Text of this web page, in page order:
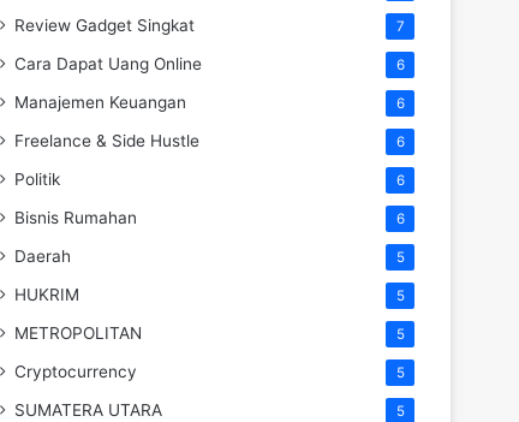
Review Gadget Singkat 7
Cara Dapat Uang Online 6
Manajemen Keuangan 6
Freelance & Side Hustle 6
Politik 6
Bisnis Rumahan 6
Daerah 5
HUKRIM 5
METROPOLITAN 5
Cryptocurrency 5
SUMATERA UTARA 5